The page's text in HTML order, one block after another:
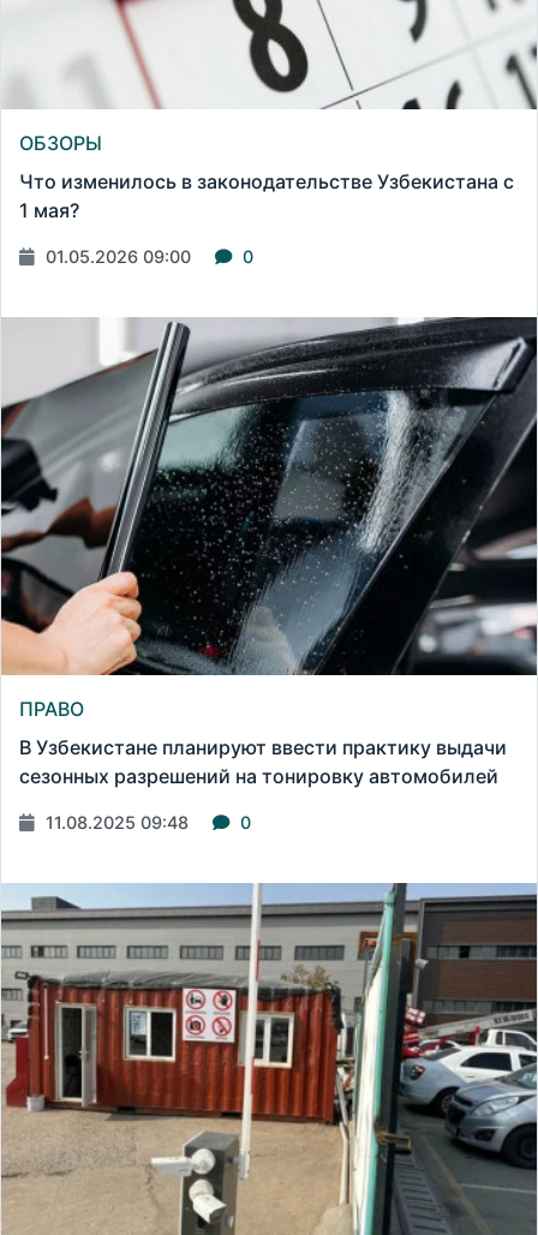
ОБЗОРЫ
Что изменилось в законодательстве Узбекистана с
1 мая?
01.05.2026 09:00 0
ПРАВО
В Узбекистане планируют ввести практику выдачи
сезонных разрешений на тонировку автомобилей
11.08.2025 09:48 0